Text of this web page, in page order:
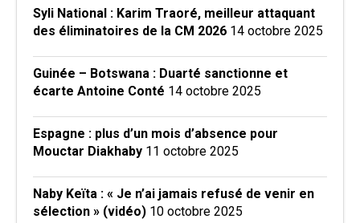
Syli National : Karim Traoré, meilleur attaquant
des éliminatoires de la CM 2026 14 octobre 2025
Guinée – Botswana : Duarté sanctionne et
écarte Antoine Conté 14 octobre 2025
Espagne : plus d’un mois d’absence pour
Mouctar Diakhaby 11 octobre 2025
Naby Keïta : « Je n’ai jamais refusé de venir en
sélection » (vidéo) 10 octobre 2025